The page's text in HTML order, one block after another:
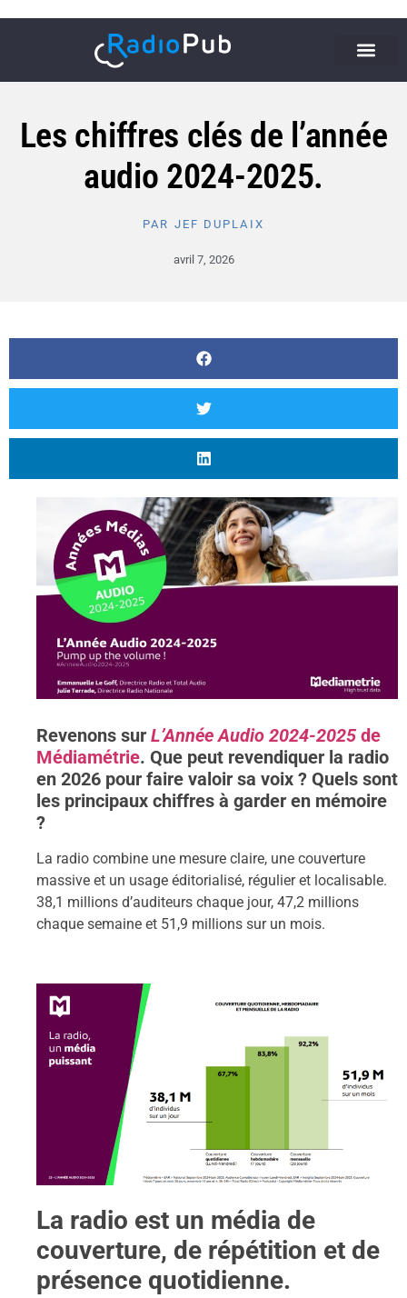
Les chiffres clés de l’année
audio 2024-2025.
PAR JEF DUPLAIX
avril 7, 2026
Revenons sur L’Année Audio 2024-2025 de
Médiamétrie. Que peut revendiquer la radio
en 2026 pour faire valoir sa voix ? Quels sont
les principaux chiffres à garder en mémoire
?
La radio combine une mesure claire, une couverture
massive et un usage éditorialisé, régulier et localisable.
38,1 millions d’auditeurs chaque jour, 47,2 millions
chaque semaine et 51,9 millions sur un mois.
La radio est un média de
couverture, de répétition et de
présence quotidienne.